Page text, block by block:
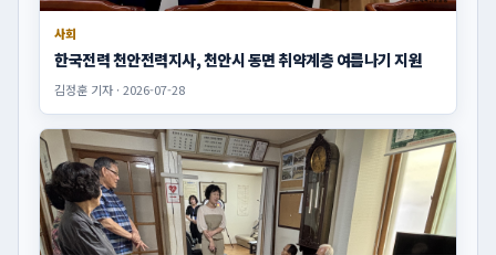
사회
한국전력 천안전력지사, 천안시 동면 취약계층 여름나기 지원
김정훈 기자 · 2026-07-28